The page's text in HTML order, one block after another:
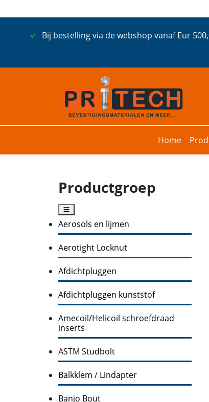
Bij bestelling via de webshop vanaf Eur
Home
Productgroep
Aerosols en lijmen
Aerotight Locknut
Afdichtpluggen
Afdichtpluggen kunststof
Amecoil/Helicoil schroefdraad
inserts
ASTM Studbolt
Balkklem / Lindapter
Banjo Bout